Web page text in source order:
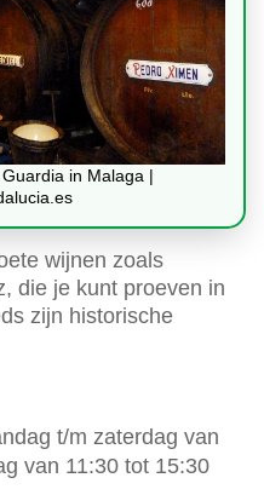
in Malaga |
wijnen zoals
die je kunt proeven in
zijn historische
t/m zaterdag van
van 11:30 tot 15:30